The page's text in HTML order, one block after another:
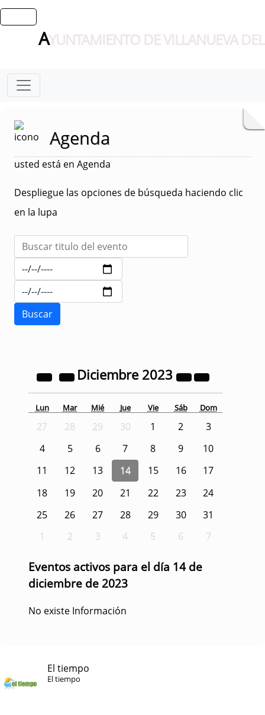
AYUNTAMIENTO DE VILLANUEVA
Agenda
usted está en Agenda
Despliegue las opciones de búsqueda haciendo clic
en la lupa
Diciembre 2023
Lun Mar Mié Jue Vie Sáb Dom
27 28 29 30 1 2
3
4
5 6 7 8 9
10
11
12 13 14 15 16
17
18
19 20 21 22 23
24
25
26 27 28 29 30
31
1
2 3 4 5 6 7
Eventos activos para el día 14 de
diciembre de 2023
No existe Información
El tiempo
El tiempo